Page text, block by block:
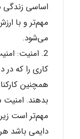
اساسی زندگی
مهم‌تر و با
می‌شود.
امنیت:
کاری را که
همچنین
بدهند.
مهم‌تر است
دایمی باشد